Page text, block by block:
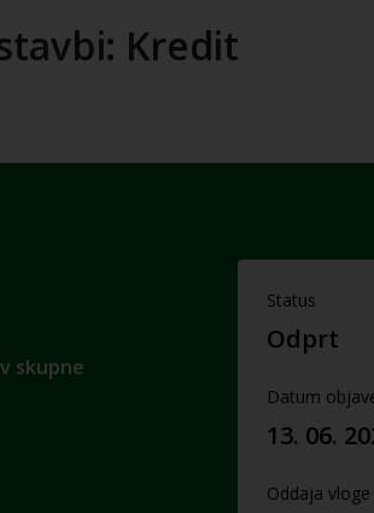
Kredit
skupne
Status
Odprt
Datum
13. 06.
Oddaja vloge